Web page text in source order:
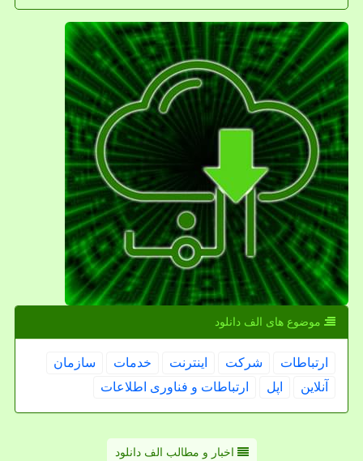
موضوع های الف دانلود
ارتباطات شركت اینترنت خدمات
سازمان
آنلاین
اپل ارتباطات و فناوری اطلاعات
اخبار و مطالب الف دانلود